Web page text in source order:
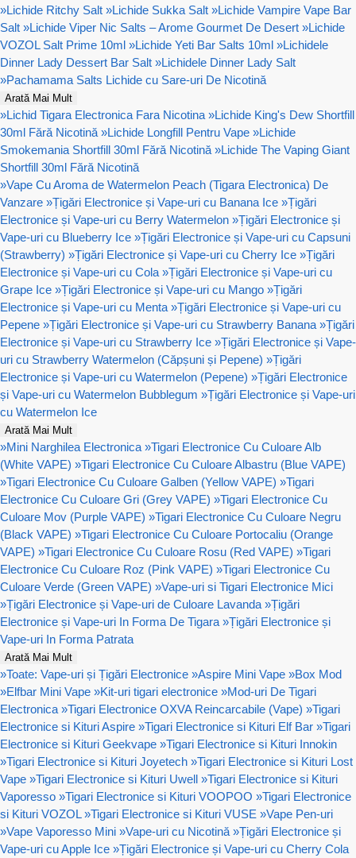
»Lichide Ritchy Salt »Lichide Sukka Salt »Lichide Vampire Vape Bar
Salt »Lichide Viper Nic Salts – Arome Gourmet De Desert »Lichide
VOZOL Salt Prime 10ml »Lichide Yeti Bar Salts 10ml »Lichidele
Dinner Lady Dessert Bar Salt »Lichidele Dinner Lady Salt
»Pachamama Salts Lichide cu Sare-uri De Nicotină
Arată Mai Mult
»Lichid Tigara Electronica Fara Nicotina »Lichide King's Dew Shortfill
30ml Fără Nicotină »Lichide Longfill Pentru Vape »Lichide
Smokemania Shortfill 30ml Fără Nicotină »Lichide The Vaping Giant
Shortfill 30ml Fără Nicotină
»Vape Cu Aroma de Watermelon Peach (Tigara Electronica) De
Vanzare »Țigări Electronice și Vape-uri cu Banana Ice »Țigări
Electronice și Vape-uri cu Berry Watermelon »Țigări Electronice și
Vape-uri cu Blueberry Ice »Țigări Electronice și Vape-uri cu Capsuni
(Strawberry) »Țigări Electronice și Vape-uri cu Cherry Ice »Țigări
Electronice și Vape-uri cu Cola »Țigări Electronice și Vape-uri cu
Grape Ice »Țigări Electronice și Vape-uri cu Mango »Țigări
Electronice și Vape-uri cu Menta »Țigări Electronice și Vape-uri cu
Pepene »Țigări Electronice și Vape-uri cu Strawberry Banana »Țigări
Electronice și Vape-uri cu Strawberry Ice »Țigări Electronice și Vape-
uri cu Strawberry Watermelon (Căpșuni și Pepene) »Țigări
Electronice și Vape-uri cu Watermelon (Pepene) »Țigări Electronice
și Vape-uri cu Watermelon Bubblegum »Țigări Electronice și Vape-uri
cu Watermelon Ice
Arată Mai Mult
»Mini Narghilea Electronica »Tigari Electronice Cu Culoare Alb
(White VAPE) »Tigari Electronice Cu Culoare Albastru (Blue VAPE)
»Tigari Electronice Cu Culoare Galben (Yellow VAPE) »Tigari
Electronice Cu Culoare Gri (Grey VAPE) »Tigari Electronice Cu
Culoare Mov (Purple VAPE) »Tigari Electronice Cu Culoare Negru
(Black VAPE) »Tigari Electronice Cu Culoare Portocaliu (Orange
VAPE) »Tigari Electronice Cu Culoare Rosu (Red VAPE) »Tigari
Electronice Cu Culoare Roz (Pink VAPE) »Tigari Electronice Cu
Culoare Verde (Green VAPE) »Vape-uri si Tigari Electronice Mici
»Țigări Electronice și Vape-uri de Culoare Lavanda »Țigări
Electronice și Vape-uri In Forma De Tigara »Țigări Electronice și
Vape-uri In Forma Patrata
Arată Mai Mult
»Toate: Vape-uri și Țigări Electronice »Aspire Mini Vape »Box Mod
»Elfbar Mini Vape »Kit-uri tigari electronice »Mod-uri De Tigari
Electronica »Tigari Electronice OXVA Reincarcabile (Vape) »Tigari
Electronice si Kituri Aspire »Tigari Electronice si Kituri Elf Bar »Tigari
Electronice si Kituri Geekvape »Tigari Electronice si Kituri Innokin
»Tigari Electronice si Kituri Joyetech »Tigari Electronice si Kituri Lost
Vape »Tigari Electronice si Kituri Uwell »Tigari Electronice si Kituri
Vaporesso »Tigari Electronice si Kituri VOOPOO »Tigari Electronice
si Kituri VOZOL »Tigari Electronice si Kituri VUSE »Vape Pen-uri
»Vape Vaporesso Mini »Vape-uri cu Nicotină »Țigări Electronice și
Vape-uri cu Apple Ice »Țigări Electronice și Vape-uri cu Cherry Cola